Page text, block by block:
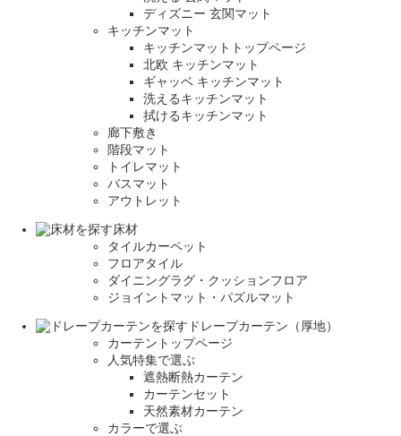
ディズニー 玄関マット
キッチンマット
キッチンマットトップページ
北欧 キッチンマット
ギャッベ キッチンマット
洗えるキッチンマット
拭けるキッチンマット
廊下敷き
階段マット
トイレマット
バスマット
アウトレット
床材
タイルカーペット
フロアタイル
ダイニングラグ・クッションフロア
ジョイントマット・パズルマット
ドレープカーテン（厚地）
カーテントップページ
人気特集で選ぶ
遮熱断熱カーテン
カーテンセット
天然素材カーテン
カラーで選ぶ